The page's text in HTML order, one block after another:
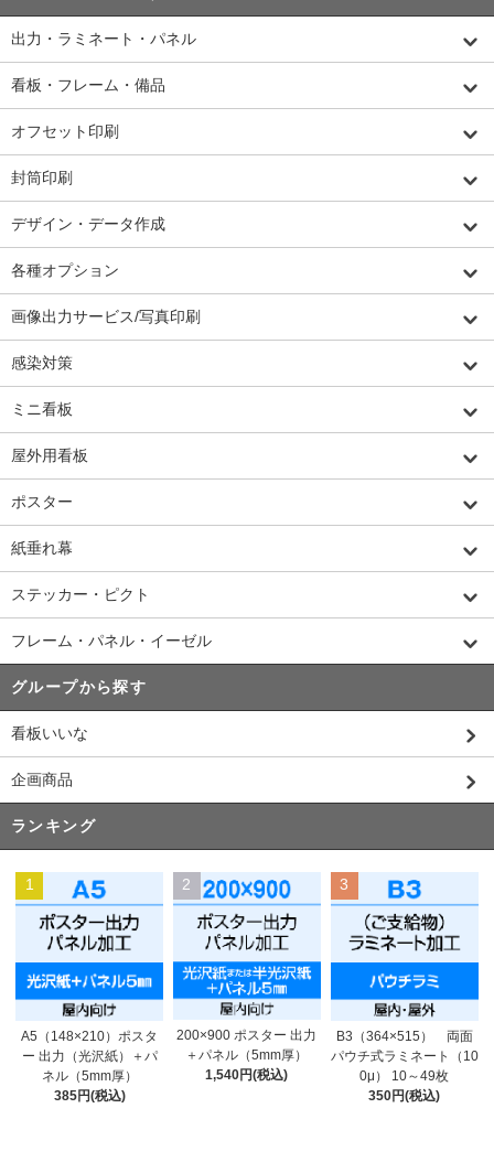
出力・ラミネート・パネル
看板・フレーム・備品
オフセット印刷
封筒印刷
デザイン・データ作成
各種オプション
画像出力サービス/写真印刷
感染対策
ミニ看板
屋外用看板
ポスター
紙垂れ幕
ステッカー・ピクト
フレーム・パネル・イーゼル
グループから探す
看板いいな
企画商品
ランキング
1
A5（148×210）ポスタ
ー 出力（光沢紙）＋パ
ネル（5mm厚）
385円(税込)
2
200×900 ポスター 出力
＋パネル（5mm厚）
1,540円(税込)
3
B3（364×515） 両面
パウチ式ラミネート（10
0μ） 10～49枚
350円(税込)